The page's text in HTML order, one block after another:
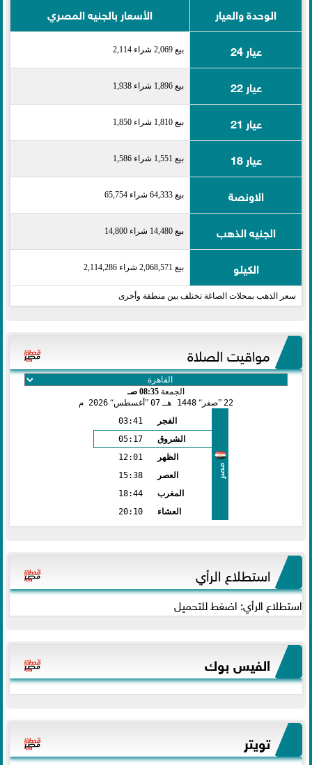
الوحدة والعيار
الأسعار بالجنيه المصري
عيار 24
بيع 2,069 شراء 2,114
عيار 22 بيع 1,896 شراء 1,938
عيار 21 بيع 1,810 شراء 1,850
عيار 18 بيع 1,551 شراء 1,586
الاونصة بيع 64,333 شراء 65,754
الجنيه الذهب بيع 14,480 شراء 14,800
الكيلو بيع 2,068,571 شراء 2,114,286
سعر الذهب بمحلات الصاغة تختلف بين منطقة وأخرى
مواقيت الصلاة
الجمعة 08:35 صـ
22
صفر 1448 هـ 07 أغسطس 2026 م
مصر
الفجر
03:41
الشروق
05:17
الظهر
12:01
العصر
15:38
المغرب
18:44
العشاء
20:10
استطلاع الرأي
استطلاع الرأي: اضغط للتحميل
الفيس بوك
تويتر